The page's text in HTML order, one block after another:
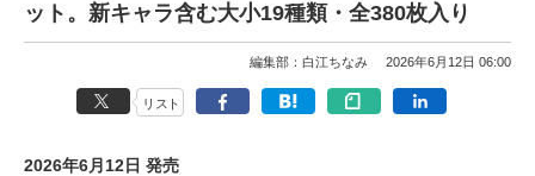
ット。新キャラ含む大小19種類・全380枚入り
編集部：白江ちなみ 2026年6月12日 06:00
リスト
2026年6月12日 発売